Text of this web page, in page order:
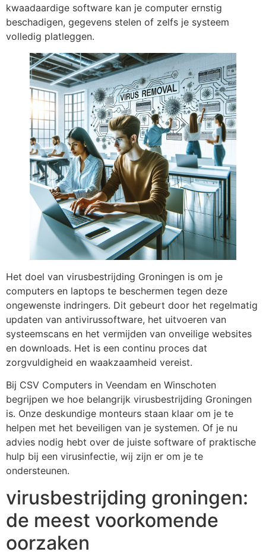
kwaadaardige software kan je computer ernstig
beschadigen, gegevens stelen of zelfs je systeem
volledig platleggen.
Het doel van virusbestrijding Groningen is om je
computers en laptops te beschermen tegen deze
ongewenste indringers. Dit gebeurt door het regelmatig
updaten van antivirussoftware, het uitvoeren van
systeemscans en het vermijden van onveilige websites
en downloads. Het is een continu proces dat
zorgvuldigheid en waakzaamheid vereist.
Bij CSV Computers in Veendam en Winschoten
begrijpen we hoe belangrijk virusbestrijding Groningen
is. Onze deskundige monteurs staan klaar om je te
helpen met het beveiligen van je systemen. Of je nu
advies nodig hebt over de juiste software of praktische
hulp bij een virusinfectie, wij zijn er om je te
ondersteunen.
virusbestrijding groningen:
de meest voorkomende
oorzaken